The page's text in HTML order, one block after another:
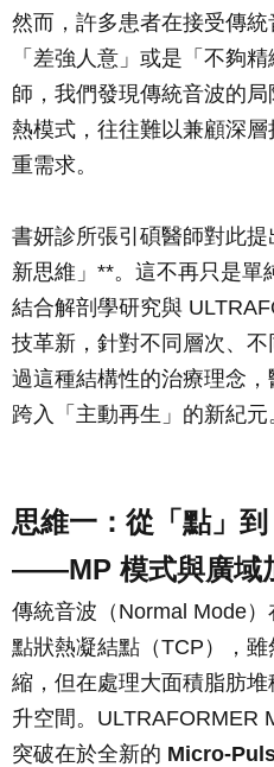
然而，許多患者在接受傳
「差強人意」或是「不夠
師，我們發現傳統音波的
熱模式，往往難以兼顧深
重需求。
書妍診所張引碩醫師對此
新思維」**。這不再只是單
結合解剖學研究與
技革新，針對不同層次、
過這種結構性的治療理念，
跨入「主動再生」的新紀元
思維一：從「點」
——MP 模式與廣域
傳統音波（Normal Mode
點狀熱凝結點（TCP），
縮，但在處理大面積脂肪
升空間。ULTRAFORMER
突破在於全新的 Micro-